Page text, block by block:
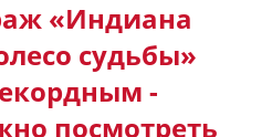
«Индиана
судьбы»
-
посмотреть